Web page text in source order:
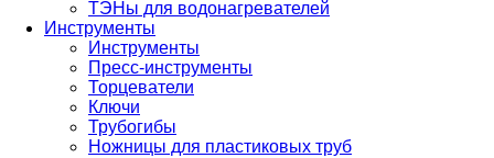
ТЭНы для водонагревателей
Инструменты
Инструменты
Пресс-инструменты
Торцеватели
Ключи
Трубогибы
Ножницы для пластиковых труб